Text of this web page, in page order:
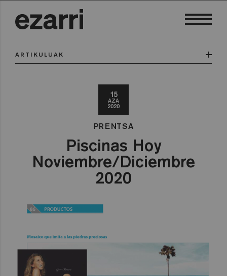
ARTIKULUAK
15
AZA
2020
PRENTSA
Piscinas Hoy
Noviembre/Diciembre
2020